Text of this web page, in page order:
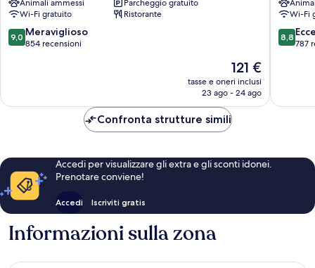
Animali ammessi
Parcheggio gratuito
Wi-Fi gratuito
Ristorante
9.0
su
9,0 Meraviglioso
854 recensioni
Il
prezzo
attuale
121 €
121 €
tasse e oneri inclusi
23 ago - 24 ago
Wi-Fi
8.8
su
8,8
787
Confronta strutture simili
Accedi per visualizzare gli extra e gli sconti idonei.
Prenotare conviene!
Accedi Iscriviti gratis
Informazioni sulla zona